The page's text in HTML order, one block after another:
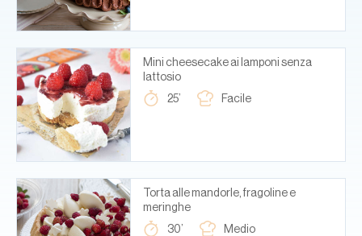
Mini cheesecake ai lamponi senza
lattosio
25’
Facile
Torta alle mandorle, fragoline e
meringhe
30’
Medio